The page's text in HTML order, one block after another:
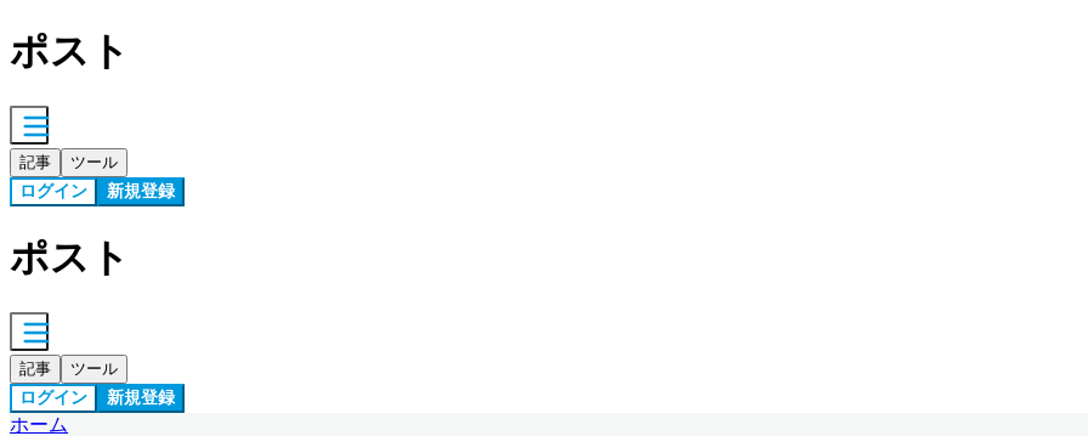
ポスト
記事 ツール
ログイン 新規登録
ポスト
記事 ツール
ログイン 新規登録
ホーム